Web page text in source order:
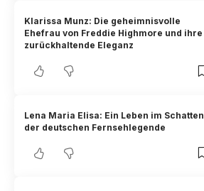
Klarissa Munz: Die geheimnisvolle
Ehefrau von Freddie Highmore und ihre
zurückhaltende Eleganz
Lena Maria Elisa: Ein Leben im Schatten
der deutschen Fernsehlegende